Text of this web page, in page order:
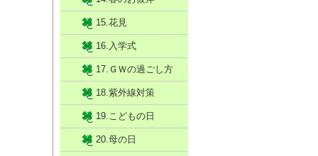
15.花見
16.入学式
17.ＧＷの過ごし方
18.紫外線対策
19.こどもの日
20.母の日